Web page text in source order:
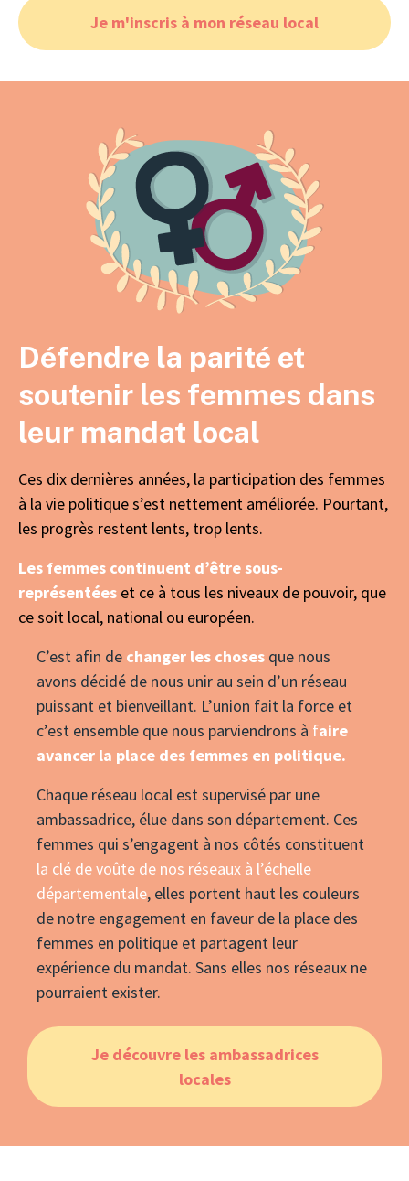
Je m'inscris à mon réseau local
Défendre la parité et
soutenir les femmes dans
leur mandat local
Ces dix dernières années, la participation des femmes
à la vie politique s’est nettement améliorée. Pourtant,
les progrès restent lents, trop lents.
Les femmes continuent d’être sous-
représentées et ce à tous les niveaux de pouvoir, que
ce soit local, national ou européen.
C’est afin de changer les choses que nous
avons décidé de nous unir au sein d’un réseau
puissant et bienveillant. L’union fait la force et
c’est ensemble que nous parviendrons à faire
avancer la place des femmes en politique.
Chaque réseau local est supervisé par une
ambassadrice, élue dans son département. Ces
femmes qui s’engagent à nos côtés constituent
la clé de voûte de nos réseaux à l’échelle
départementale, elles portent haut les couleurs
de notre engagement en faveur de la place des
femmes en politique et partagent leur
expérience du mandat. Sans elles nos réseaux ne
pourraient exister.
Je découvre les ambassadrices
locales